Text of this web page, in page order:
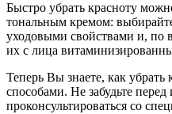
Быстро убрать красноту
тональным кремом:
уходовыми свойствами и, по
их с лица
Теперь Вы знаете, как
способами. Не забудьте
проконсультироваться со